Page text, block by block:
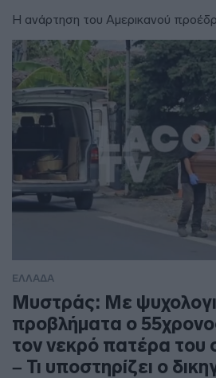
Η ανάρτηση του Αμερικανού
ΕΛΛΑΔΑ
Μυστράς: Με
προβλήματα ο
τον νεκρό πατέρα του
– Τι υποστηρίζει ο